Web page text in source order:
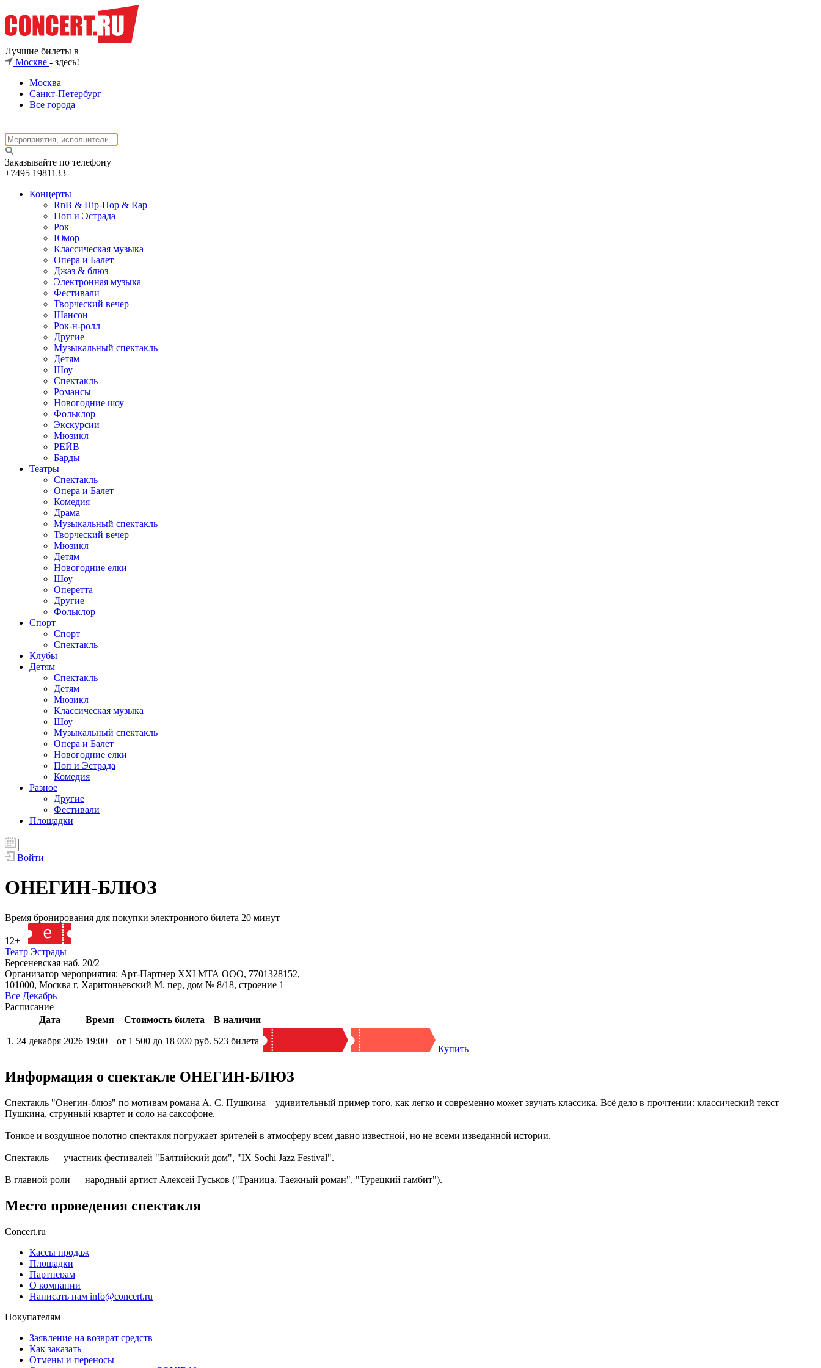
Лучшие билеты в
Москве - здесь!
Москва
Санкт-Петербург
Все города
Заказывайте по телефону
+7495 1981133
Концерты
RnB & Hip-Hop & Rap
Поп и Эстрада
Рок
Юмор
Классическая музыка
Опера и Балет
Джаз & блюз
Электронная музыка
Фестивали
Творческий вечер
Шансон
Рок-н-ролл
Другие
Музыкальный спектакль
Детям
Шоу
Спектакль
Романсы
Новогодние шоу
Фольклор
Экскурсии
Мюзикл
РЕЙВ
Барды
Театры
Спектакль
Опера и Балет
Комедия
Драма
Музыкальный спектакль
Творческий вечер
Мюзикл
Детям
Новогодние елки
Шоу
Оперетта
Другие
Фольклор
Спорт
Спорт
Спектакль
Клубы
Детям
Спектакль
Детям
Мюзикл
Классическая музыка
Шоу
Музыкальный спектакль
Опера и Балет
Новогодние елки
Поп и Эстрада
Комедия
Разное
Другие
Фестивали
Площадки
Войти
ОНЕГИН-БЛЮЗ
Время бронирования для покупки электронного билета 20 минут
12+
Театр Эстрады
Берсеневская наб. 20/2
Организатор мероприятия: Арт-Партнер XXI МТА ООО, 7701328152,
101000, Москва г, Харитоньевский М. пер, дом № 8/18, строение 1
Все Декабрь
Расписание
Дата
Время Стоимость билета В наличии
1. 24 декабря 2026 19:00 от 1 500 до 18 000 руб. 523 билета
Купить
Информация о спектакле ОНЕГИН-БЛЮЗ
Спектакль "Онегин-блюз" по мотивам романа А. С. Пушкина – удивительный пример того, как легко и современно может звучать классика. Всё дело в прочтении: классический текст
Пушкина, струнный квартет и соло на саксофоне.
Тонкое и воздушное полотно спектакля погружает зрителей в атмосферу всем давно известной, но не всеми изведанной истории.
Спектакль — участник фестивалей "Балтийский дом", "IX Sochi Jazz Festival".
В главной роли — народный артист Алексей Гуськов ("Граница. Таежный роман", "Турецкий гамбит").
Место проведения спектакля
Concert.ru
Кассы продаж
Площадки
Партнерам
О компании
Написать нам info@concert.ru
Покупателям
Заявление на возврат средств
Как заказать
Отмены и переносы